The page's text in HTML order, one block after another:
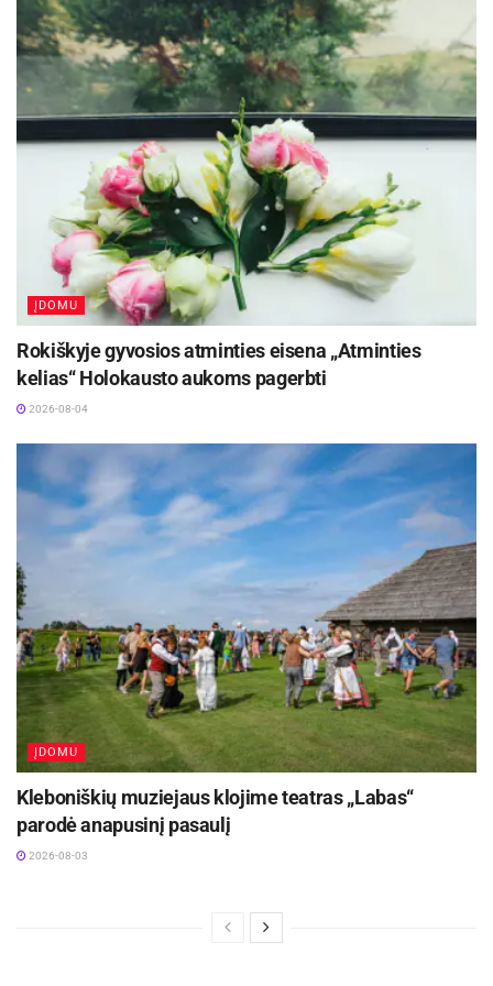
ĮDOMU
Rokiškyje gyvosios atminties eisena „Atminties
kelias“ Holokausto aukoms pagerbti
2026-08-04
ĮDOMU
Kleboniškių muziejaus klojime teatras „Labas“
parodė anapusinį pasaulį
2026-08-03